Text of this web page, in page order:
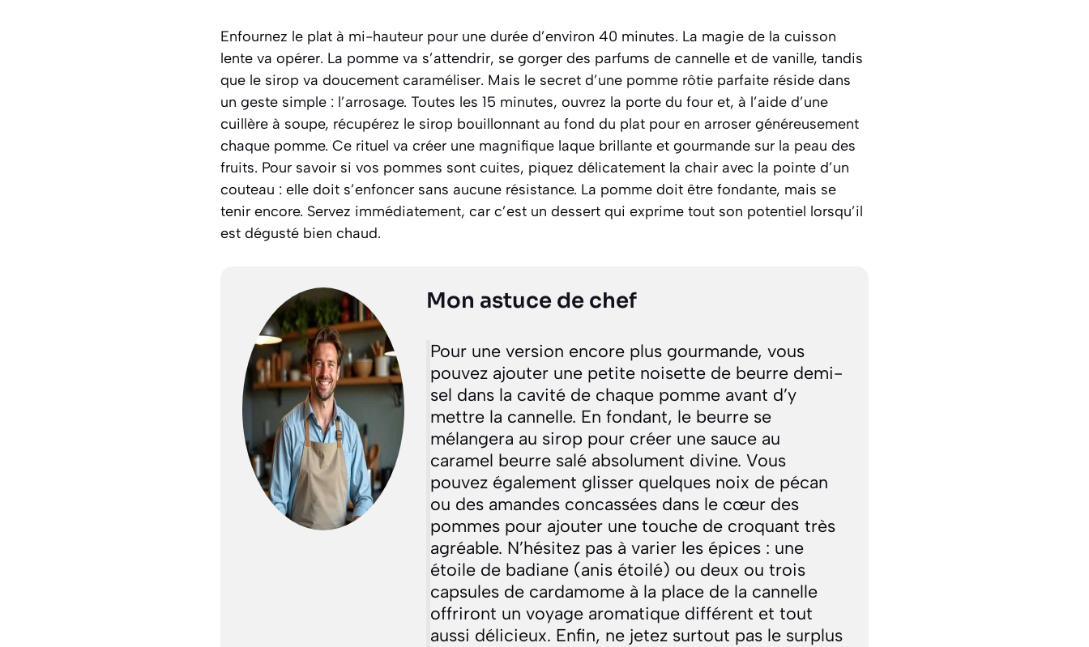
Enfournez le plat à mi-hauteur pour une durée d’environ 40 minutes. La magie de la cuisson
lente va opérer. La pomme va s’attendrir, se gorger des parfums de cannelle et de vanille, tandis
que le sirop va doucement caraméliser. Mais le secret d’une pomme rôtie parfaite réside dans
un geste simple : l’arrosage. Toutes les 15 minutes, ouvrez la porte du four et, à l’aide d’une
cuillère à soupe, récupérez le sirop bouillonnant au fond du plat pour en arroser généreusement
chaque pomme. Ce rituel va créer une magnifique laque brillante et gourmande sur la peau des
fruits. Pour savoir si vos pommes sont cuites, piquez délicatement la chair avec la pointe d’un
couteau : elle doit s’enfoncer sans aucune résistance. La pomme doit être fondante, mais se
tenir encore. Servez immédiatement, car c’est un dessert qui exprime tout son potentiel lorsqu’il
est dégusté bien chaud.
Mon astuce de chef
Pour une version encore plus gourmande, vous
pouvez ajouter une petite noisette de beurre demi-
sel dans la cavité de chaque pomme avant d’y
mettre la cannelle. En fondant, le beurre se
mélangera au sirop pour créer une sauce au
caramel beurre salé absolument divine. Vous
pouvez également glisser quelques noix de pécan
ou des amandes concassées dans le cœur des
pommes pour ajouter une touche de croquant très
agréable. N’hésitez pas à varier les épices : une
étoile de badiane (anis étoilé) ou deux ou trois
capsules de cardamome à la place de la cannelle
offriront un voyage aromatique différent et tout
aussi délicieux. Enfin, ne jetez surtout pas le surplus